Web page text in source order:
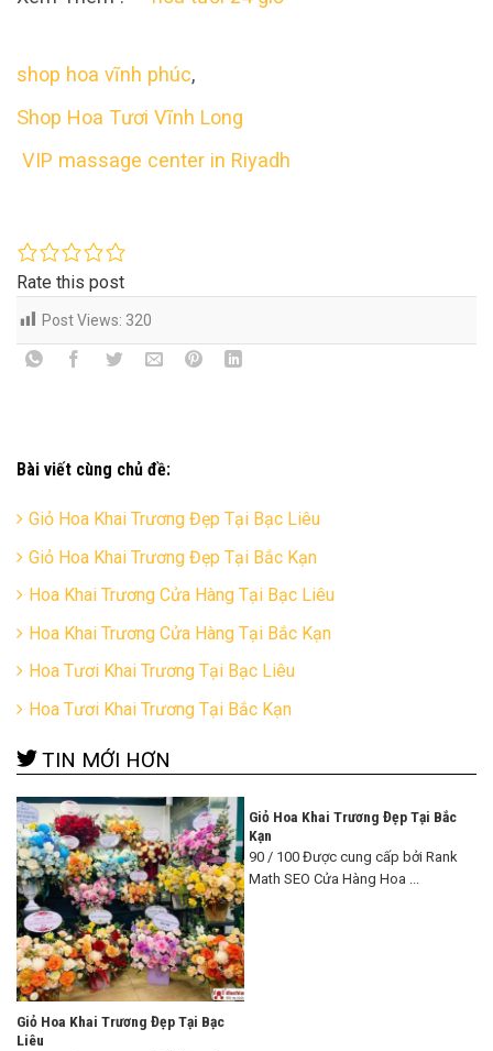
shop hoa vĩnh phúc,
Shop Hoa Tươi Vĩnh Long
VIP massage center in Riyadh
Rate this post
Post Views: 320
Bài viết cùng chủ đề:
Giỏ Hoa Khai Trương Đẹp Tại Bạc Liêu
Giỏ Hoa Khai Trương Đẹp Tại Bắc Kạn
Hoa Khai Trương Cửa Hàng Tại Bạc Liêu
Hoa Khai Trương Cửa Hàng Tại Bắc Kạn
Hoa Tươi Khai Trương Tại Bạc Liêu
Hoa Tươi Khai Trương Tại Bắc Kạn
TIN MỚI HƠN
Giỏ Hoa Khai Trương Đẹp Tại Bạc
Liêu
Giỏ Hoa Khai Trương Đẹp Tại Bắc
Kạn
90 / 100 Được cung cấp bởi Rank
Math SEO Cửa Hàng Hoa ...